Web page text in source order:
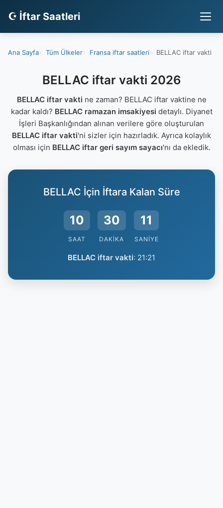
☪ İftar Saatleri
Ana Sayfa Tüm Ülkeler Fransa iftar saatleri BELLAC iftar vakti
BELLAC iftar vakti 2026
BELLAC iftar vakti ne zaman? BELLAC iftar vaktine ne
kadar kaldı? BELLAC ramazan imsakiyesi detaylı. Diyanet
İşleri Başkanlığından alınan verilere göre oluşturulan
BELLAC iftar vakti'ni sizler için hazırladık. Ayrıca kolaylık
olması için BELLAC iftar geri sayım sayacı'nı da ekledik.
BELLAC İçin İftara Kalan Süre
10
SAAT
30
DAKIKA
11
SANIYE
BELLAC iftar vakti: 21:21